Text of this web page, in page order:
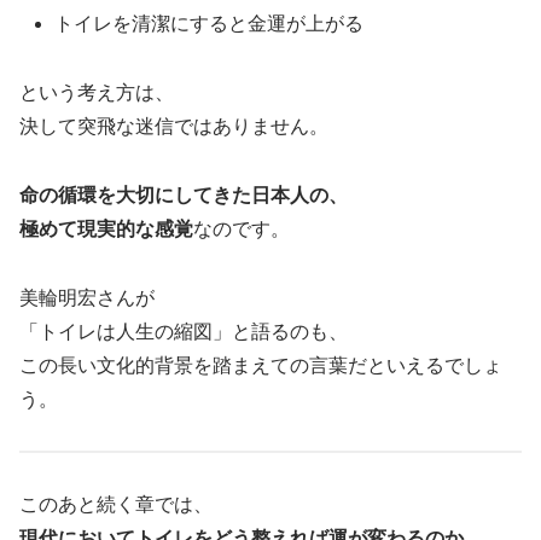
トイレを清潔にすると金運が上がる
という考え方は、
決して突飛な迷信ではありません。
命の循環を大切にしてきた日本人の、
極めて現実的な感覚なのです。
美輪明宏さんが
「トイレは人生の縮図」と語るのも、
この長い文化的背景を踏まえての言葉だといえるでしょ
う。
このあと続く章では、